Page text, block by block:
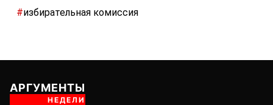
#избирательная комиссия
АРГУМЕНТЫ
НЕДЕЛИ